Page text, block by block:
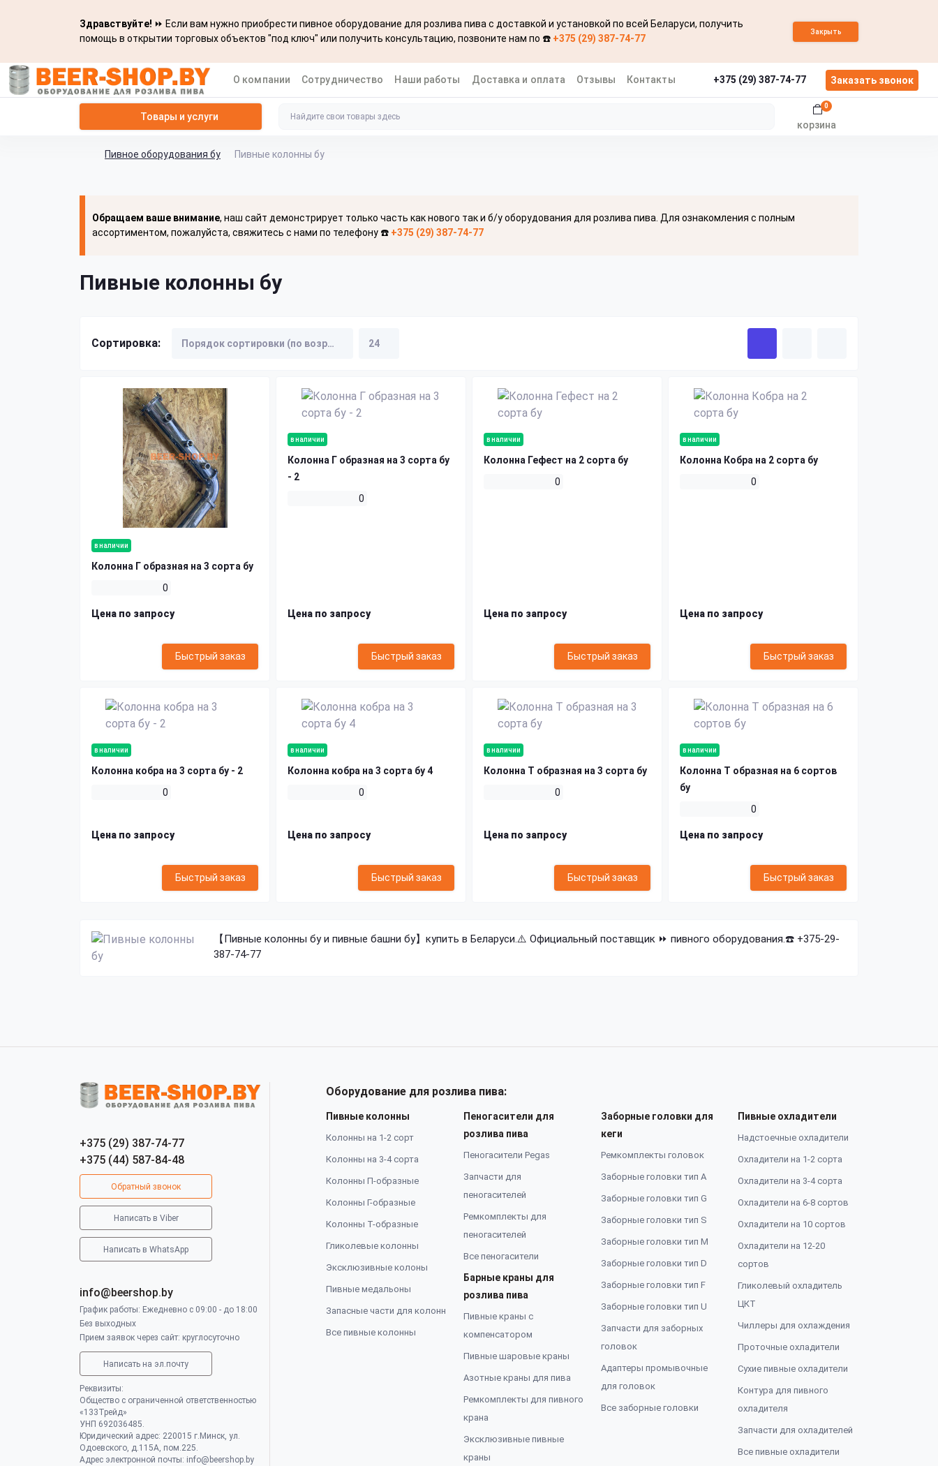
Здравствуйте! ⏩ Если вам нужно приобрести пивное оборудование для розлива пива с доставкой и установкой по всей Беларуси, получить
помощь в открытии торговых объектов "под ключ" или получить консультацию, позвоните нам по ☎️ +375 (29) 387-74-77
Закрыть
О компании Сотрудничество Наши работы Доставка и оплата Отзывы Контакты +375 (29) 387-74-77 Заказать звонок
Товары и услуги
корзина
0
Пивное оборудования бу Пивные колонны бу
Обращаем ваше внимание, наш сайт демонстрирует только часть как нового так и б/у оборудования для розлива пива. Для ознакомления с полным
ассортиментом, пожалуйста, свяжитесь с нами по телефону ☎️ +375 (29) 387-74-77
Пивные колонны бу
Сортировка:
в наличии
Колонна Г образная на 3 сорта бу
0
Цена по запросу
Быстрый заказ
в наличии
Колонна Г образная на 3 сорта бу
- 2
0
Цена по запросу
Быстрый заказ
в наличии
Колонна Гефест на 2 сорта бу
0
Цена по запросу
Быстрый заказ
в наличии
Колонна Кобра на 2 сорта бу
0
Цена по запросу
Быстрый заказ
в наличии
Колонна кобра на 3 сорта бу - 2
0
Цена по запросу
Быстрый заказ
в наличии
Колонна кобра на 3 сорта бу 4
0
Цена по запросу
Быстрый заказ
в наличии
Колонна Т образная на 3 сорта бу
0
Цена по запросу
Быстрый заказ
в наличии
Колонна Т образная на 6 сортов
бу
0
Цена по запросу
Быстрый заказ
【Пивные колонны бу и пивные башни бу】купить в Беларуси.⚠️ Официальный поставщик ⏩ пивного оборудования.☎️ +375-29-
387-74-77
+375 (29) 387-74-77
+375 (44) 587-84-48
Обратный звонок
Написать в Viber
Написать в WhatsApp
info@beershop.by
График работы: Ежедневно с 09:00 - до 18:00
Без выходных
Прием заявок через сайт: круглосуточно
Написать на эл.почту
Реквизиты:
Общество с ограниченной ответственностью
«133Трейд»
УНП 692036485​.
Юридический адрес: 220015 г.Минск, ул.
Одоевского, д.115А, пом.225.
Адрес электронной почты: info@beershop.by
Оборудование для розлива пива:
Пивные колонны
Колонны на 1-2 сорт
Колонны на 3-4 сорта
Колонны П-образные
Колонны Г-образные
Колонны Т-образные
Гликолевые колонны
Эксклюзивные колоны
Пивные медальоны
Запасные части для колонн
Все пивные колонны
Пеногасители для
розлива пива
Пеногасители Pegas
Запчасти для
пеногасителей
Ремкомплекты для
пеногасителей
Все пеногасители
Барные краны для
розлива пива
Пивные краны с
компенсатором
Пивные шаровые краны
Азотные краны для пива
Ремкомплекты для пивного
крана
Эксклюзивные пивные
краны
Заборные головки для
кеги
Ремкомплекты головок
Заборные головки тип А
Заборные головки тип G
Заборные головки тип S
Заборные головки тип M
Заборные головки тип D
Заборные головки тип F
Заборные головки тип U
Запчасти для заборных
головок
Адаптеры промывочные
для головок
Все заборные головки
Пивные охладители
Надстоечные охладители
Охладители на 1-2 сорта
Охладители на 3-4 сорта
Охладители на 6-8 сортов
Охладители на 10 сортов
Охладители на 12-20
сортов
Гликолевый охладитель
ЦКТ
Чиллеры для охлаждения
Проточные охладители
Сухие пивные охладители
Контура для пивного
охладителя
Запчасти для охладителей
Все пивные охладители